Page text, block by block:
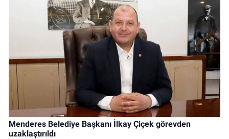
Menderes Belediye Başkanı İlkay Çiçek görevden
uzaklaştırıldı